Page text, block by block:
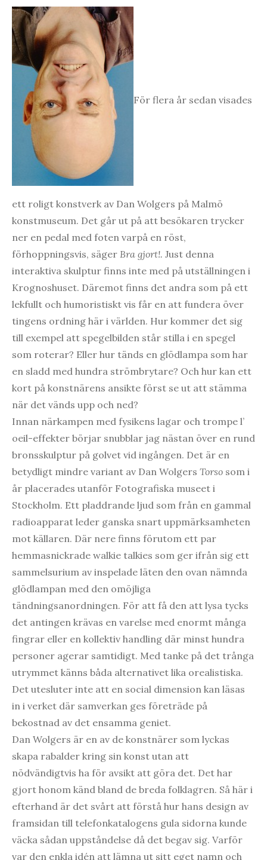
För flera år sedan visades
ett roligt konstverk av Dan Wolgers på Malmö
konstmuseum. Det går ut på att besökaren trycker
ner en pedal med foten varpå en röst,
förhoppningsvis, säger Bra gjort!. Just denna
interaktiva skulptur finns inte med på utställningen i
Krognoshuset. Däremot finns det andra som på ett
lekfullt och humoristiskt vis får en att fundera över
tingens ordning här i världen. Hur kommer det sig
till exempel att spegelbilden står stilla i en spegel
som roterar? Eller hur tänds en glödlampa som har
en sladd med hundra strömbrytare? Och hur kan ett
kort på konstnärens ansikte först se ut att stämma
när det vänds upp och ned?
Innan närkampen med fysikens lagar och trompe l’
oeil-effekter börjar snubblar jag nästan över en rund
bronsskulptur på golvet vid ingången. Det är en
betydligt mindre variant av Dan Wolgers Torso som i
år placerades utanför Fotografiska museet i
Stockholm. Ett pladdrande ljud som från en gammal
radioapparat leder ganska snart uppmärksamheten
mot källaren. Där nere finns förutom ett par
hemmasnickrade walkie talkies som ger ifrån sig ett
sammelsurium av inspelade läten den ovan nämnda
glödlampan med den omöjliga
tändningsanordningen. För att få den att lysa tycks
det antingen krävas en varelse med enormt många
fingrar eller en kollektiv handling där minst hundra
personer agerar samtidigt. Med tanke på det trånga
utrymmet känns båda alternativet lika orealistiska.
Det utesluter inte att en social dimension kan läsas
in i verket där samverkan ges företräde på
bekostnad av det ensamma geniet.
Dan Wolgers är en av de konstnärer som lyckas
skapa rabalder kring sin konst utan att
nödvändigtvis ha för avsikt att göra det. Det har
gjort honom känd bland de breda folklagren. Så här i
efterhand är det svårt att förstå hur hans design av
framsidan till telefonkatalogens gula sidorna kunde
väcka sådan uppståndelse då det begav sig. Varför
var den enkla idén att lämna ut sitt eget namn och